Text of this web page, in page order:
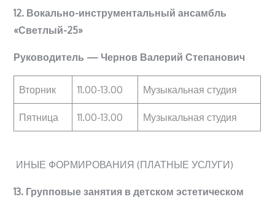
12. Вокально-инструментальный ансамбль
«Светлый-25»
Руководитель — Чернов Валерий Степанович
Вторник 11.00-13.00 Музыкальная студия
Пятница 11.00-13.00 Музыкальная студия
ИНЫЕ ФОРМИРОВАНИЯ (ПЛАТНЫЕ УСЛУГИ)
13. Групповые занятия в детском эстетическом